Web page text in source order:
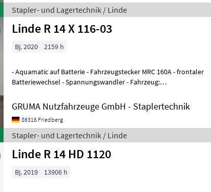
Stapler- und Lagertechnik / Linde
Linde R 14 X 116-03
Bj. 2020 2159 h
- Aquamatic auf Batterie - Fahrzeugstecker MRC 160A - frontaler
Batteriewechsel - Spannungswandler - Fahrzeug:
GRUMA Nutzfahrzeuge GmbH - Staplertechnik
86316 Friedberg
Stapler- und Lagertechnik / Linde
Linde R 14 HD 1120
Bj. 2019 13906 h